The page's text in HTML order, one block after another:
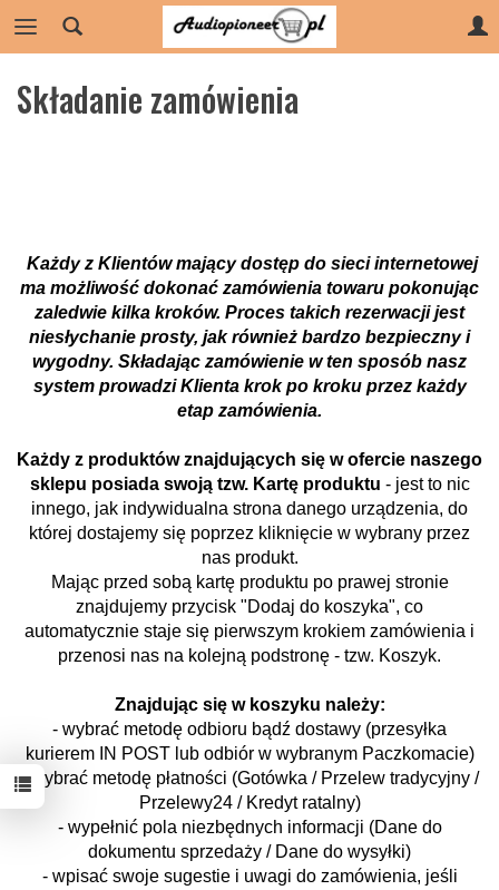
Składanie zamówienia
Każdy z Klientów mający dostęp do sieci internetowej
ma możliwość dokonać zamówienia towaru pokonując
zaledwie kilka kroków. Proces takich rezerwacji jest
niesłychanie prosty, jak również bardzo bezpieczny i
wygodny. Składając zamówienie w ten sposób nasz
system prowadzi Klienta krok po kroku przez każdy
etap zamówienia.
Każdy z produktów znajdujących się w ofercie naszego
sklepu posiada swoją tzw. Kartę produktu - jest to nic
innego, jak indywidualna strona danego urządzenia, do
której dostajemy się poprzez kliknięcie w wybrany przez
nas produkt.
Mając przed sobą kartę produktu po prawej stronie
znajdujemy przycisk "Dodaj do koszyka", co
automatycznie staje się pierwszym krokiem zamówienia i
przenosi nas na kolejną podstronę - tzw. Koszyk.
Znajdując się w koszyku należy:
- wybrać metodę odbioru bądź dostawy (przesyłka
kurierem IN POST lub odbiór w wybranym Paczkomacie)
- wybrać metodę płatności (Gotówka / Przelew tradycyjny /
Przelewy24 / Kredyt ratalny)
- wypełnić pola niezbędnych informacji (Dane do
dokumentu sprzedaży / Dane do wysyłki)
- wpisać swoje sugestie i uwagi do zamówienia, jeśli